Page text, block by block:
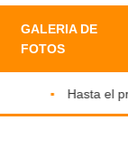
GALERIA DE
FOTOS
Hasta el